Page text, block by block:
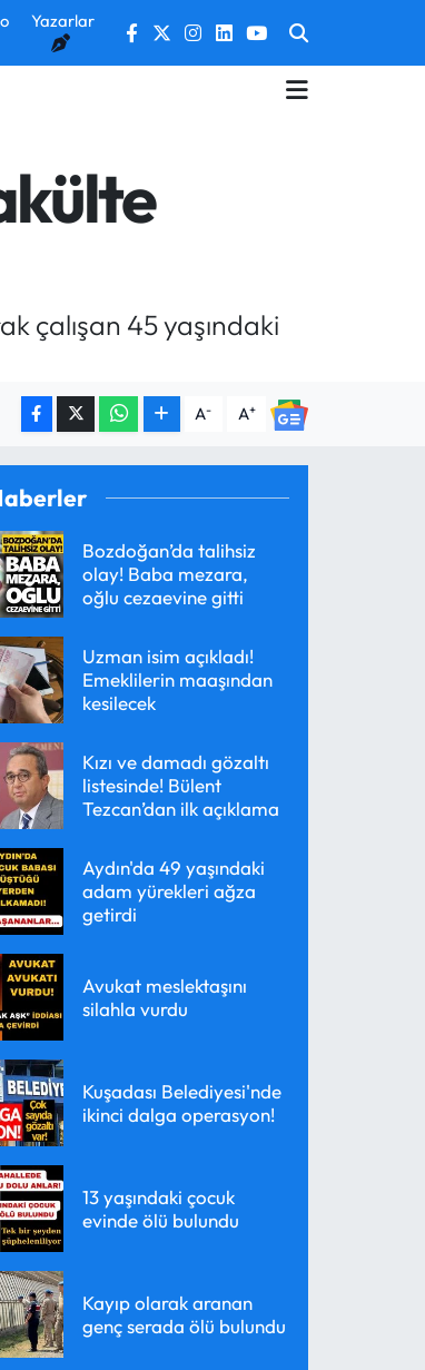
Yazarlar
çalışan 45 yaşındaki
A- A+
Bozdoğan’da talihsiz
olay! Baba mezara,
oğlu cezaevine gitti
Uzman isim açıkladı!
Emeklilerin maaşından
kesilecek
Kızı ve damadı gözaltı
listesinde! Bülent
Tezcan’dan ilk açıklama
Aydın'da 49 yaşındaki
adam yürekleri ağza
getirdi
Avukat meslektaşını
silahla vurdu
Kuşadası Belediyesi'nde
ikinci dalga operasyon!
13 yaşındaki çocuk
evinde ölü bulundu
Kayıp olarak aranan
genç serada ölü bulundu